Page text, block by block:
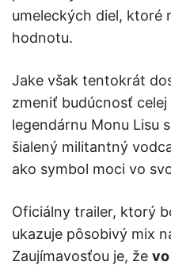
umeleckých diel, ktoré
hodnotu.
Jake však tentokrát
zmeniť budúcnosť
legendárnu Monu Lisu
šialený militantný
ako symbol moci vo
Oficiálny trailer, ktorý
ukazuje pôsobivý mix
Zaujímavosťou je, že